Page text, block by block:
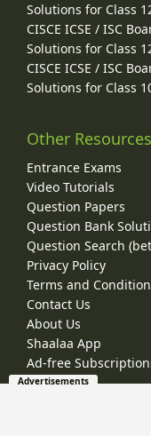
Solutions for Class
CISCE ICSE / ISC
Solutions for Class
CISCE ICSE / ISC
Solutions for Class
Other Resources
Entrance Exams
Video Tutorials
Question Papers
Question Bank
Question Search
Privacy Policy
Terms and
Contact Us
About Us
Shaalaa App
Ad-free
Advertisements